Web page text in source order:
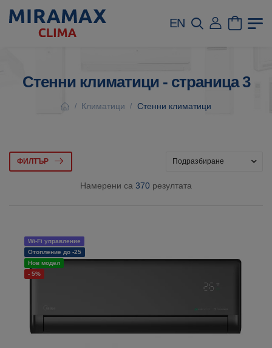
EN
Стенни климатици - страница 3
/ Климатици / Стенни климатици
ФИЛТЪР
Намерени са 370 резултата
Wi-Fi управление
Отопление до -25
Нов модел
- 5%